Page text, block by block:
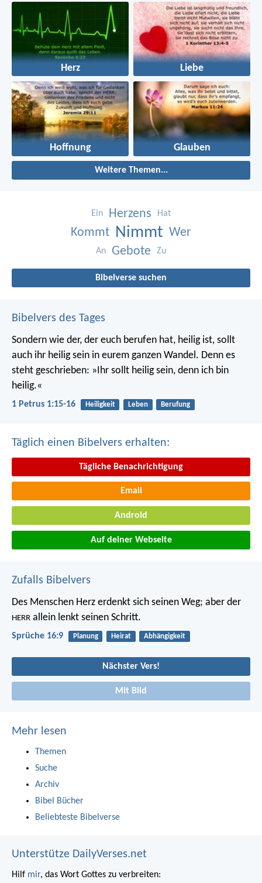
Herz Liebe
Hoffnung Glauben
Weitere Themen...
Ein Herzens Hat
Kommt Nimmt Wer
An Gebote Zu
Bibelverse suchen
Bibelvers des Tages
Sondern wie der, der euch berufen hat, heilig ist, sollt
auch ihr heilig sein in eurem ganzen Wandel. Denn es
steht geschrieben: »Ihr sollt heilig sein, denn ich bin
heilig.«
1 Petrus 1:15-16 Heiligkeit Leben Berufung
Täglich einen Bibelvers erhalten:
Tägliche Benachrichtigung
Email
Android
Auf deiner Webseite
Zufalls Bibelvers
Des Menschen Herz erdenkt sich seinen Weg; aber der
HERR allein lenkt seinen Schritt.
Sprüche 16:9 Planung Heirat Abhängigkeit
Nächster Vers!
Mit Bild
Mehr lesen
Themen
Suche
Archiv
Bibel Bücher
Beliebteste Bibelverse
Unterstütze DailyVerses.net
Hilf mir, das Wort Gottes zu verbreiten: